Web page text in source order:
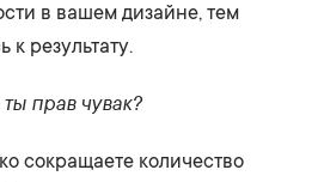
в вашем дизайне, тем
результату.
прав чувак?
сокращаете количество